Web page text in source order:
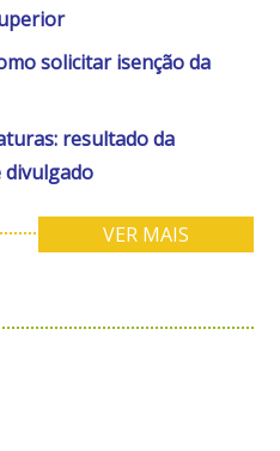
solicitar isenção da
resultado da
divulgado
VER MAIS